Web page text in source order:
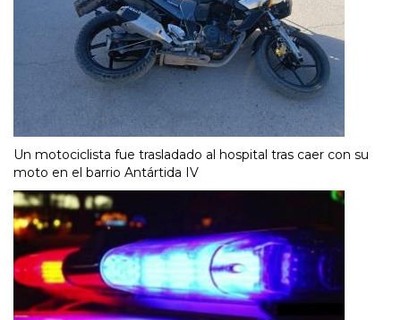
Un motociclista fue trasladado al hospital tras caer con su
moto en el barrio Antártida IV